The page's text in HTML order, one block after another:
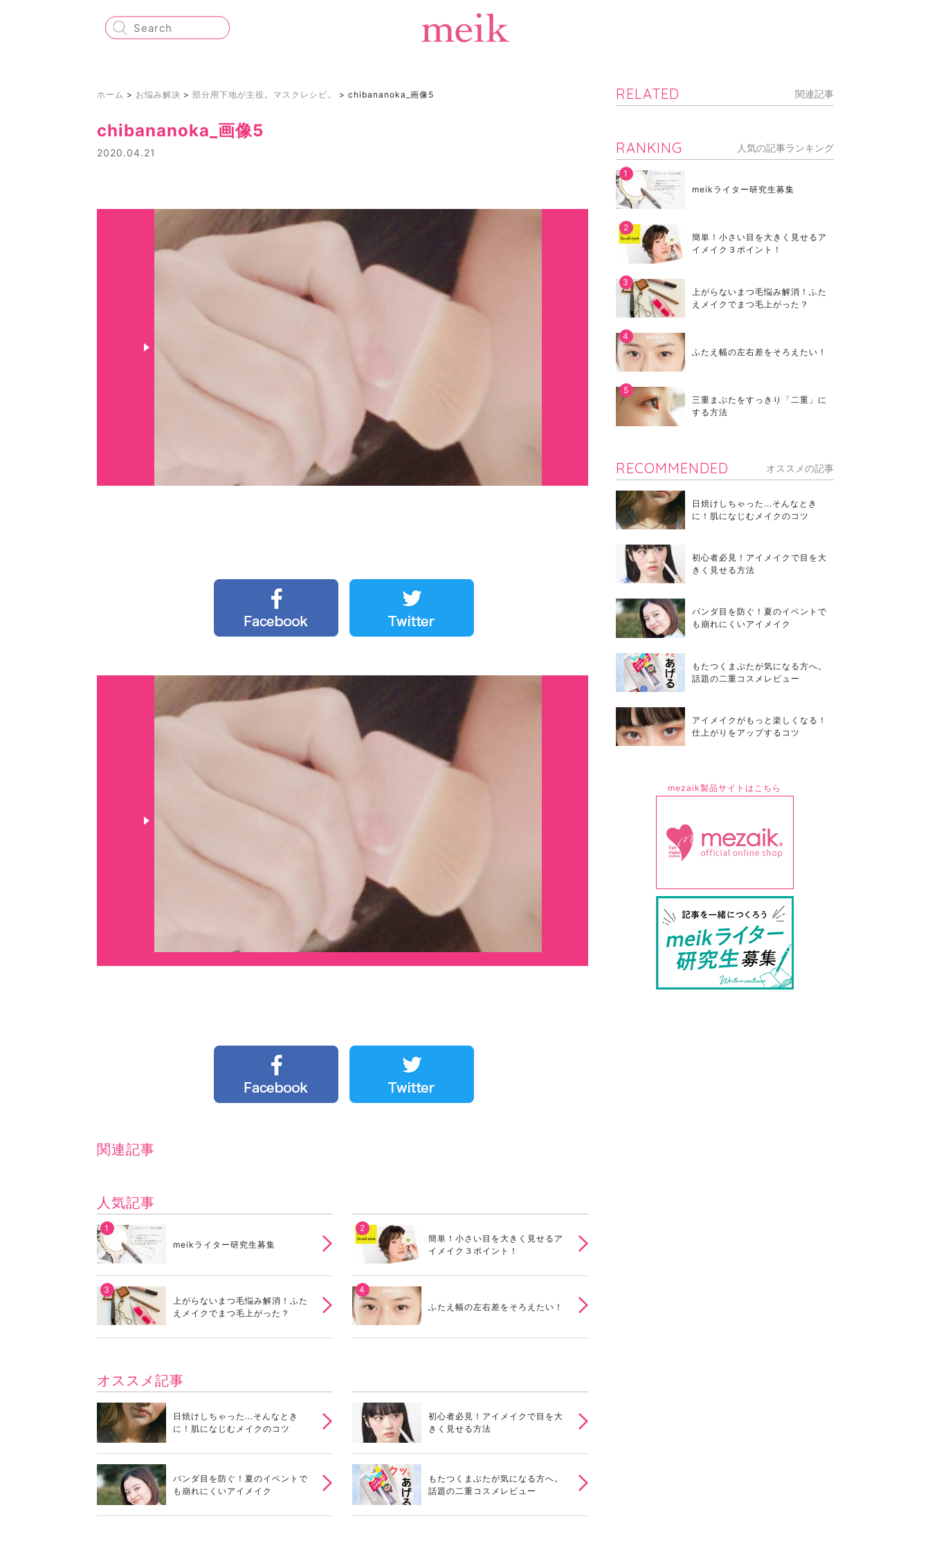
ホーム > お悩み解決 > 部分用下地が主役。マスクレシピ。 > chibananoka_画像5
chibananoka_画像5
2020.04.21
関連記事
人気記事
meikライター研究生募集
簡単！小さい目を大きく見せるア
イメイク３ポイント！
上がらないまつ毛悩み解消！ふた
えメイクでまつ毛上がった？
ふたえ幅の左右差をそろえたい！
オススメ記事
日焼けしちゃった...そんなとき
に！肌になじむメイクのコツ
初心者必見！アイメイクで目を大
きく見せる方法
パンダ目を防ぐ！夏のイベントで
も崩れにくいアイメイク
もたつくまぶたが気になる方へ。
話題の二重コスメレビュー
RELATED 関連記事
RANKING 人気の記事ランキング
meikライター研究生募集
簡単！小さい目を大きく見せるア
イメイク３ポイント！
上がらないまつ毛悩み解消！ふた
えメイクでまつ毛上がった？
ふたえ幅の左右差をそろえたい！
三重まぶたをすっきり「二重」に
する方法
RECOMMENDED オススメの記事
日焼けしちゃった...そんなとき
に！肌になじむメイクのコツ
初心者必見！アイメイクで目を大
きく見せる方法
パンダ目を防ぐ！夏のイベントで
も崩れにくいアイメイク
もたつくまぶたが気になる方へ。
話題の二重コスメレビュー
アイメイクがもっと楽しくなる！
仕上がりをアップするコツ
mezaik製品サイトはこちら